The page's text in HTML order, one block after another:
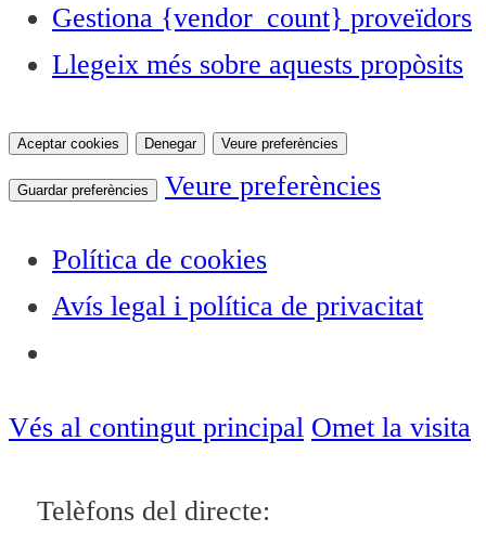
Gestiona {vendor_count} proveïdors
Llegeix més sobre aquests propòsits
Aceptar cookies Denegar Veure preferències
Guardar preferències Veure preferències
Política de cookies
Avís legal i política de privacitat
Vés al contingut principal Omet la visita
Telèfons del directe:
ACTUALITAT
OCI